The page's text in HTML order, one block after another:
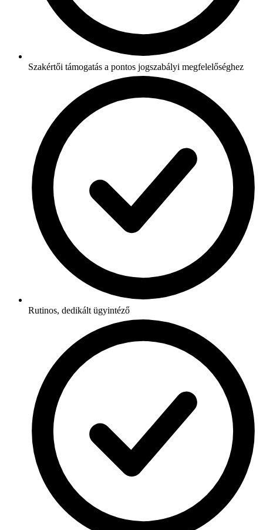
Szakértői támogatás a pontos jogszabályi megfelelőséghez
Rutinos, dedikált ügyintéző